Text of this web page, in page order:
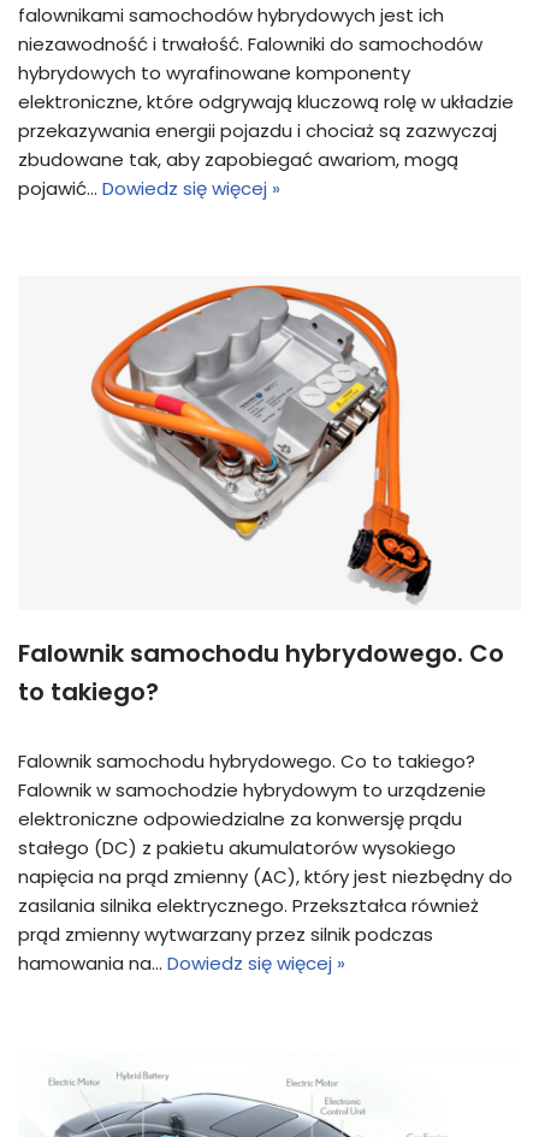
falownikami samochodów hybrydowych jest ich
niezawodność i trwałość. Falowniki do samochodów
hybrydowych to wyrafinowane komponenty
elektroniczne, które odgrywają kluczową rolę w układzie
przekazywania energii pojazdu i chociaż są zazwyczaj
zbudowane tak, aby zapobiegać awariom, mogą
pojawić… Dowiedz się więcej »
Falownik samochodu hybrydowego. Co
to takiego?
Falownik samochodu hybrydowego. Co to takiego?
Falownik w samochodzie hybrydowym to urządzenie
elektroniczne odpowiedzialne za konwersję prądu
stałego (DC) z pakietu akumulatorów wysokiego
napięcia na prąd zmienny (AC), który jest niezbędny do
zasilania silnika elektrycznego. Przekształca również
prąd zmienny wytwarzany przez silnik podczas
hamowania na… Dowiedz się więcej »